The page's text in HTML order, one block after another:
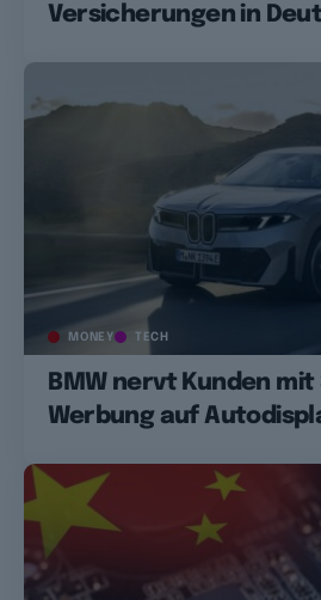
Versicherungen in
MONEY TECH
BMW nervt Kunden
Werbung auf